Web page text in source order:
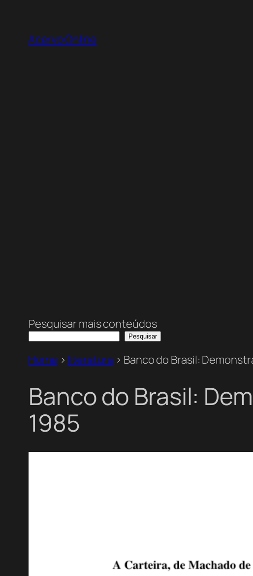
Acervo Online
Pesquisar mais conteúdos
Pesquisar
Home > literatura > Banco do Brasil:
Banco do Brasil:
1985